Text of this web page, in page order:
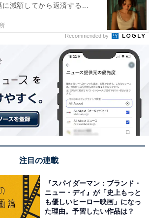
レモニーには上白石萌歌さんが
スタジオツアー東京もクリスマス仕
ーには約6メートルのクリスマスツリ
オツアー入口のヒマラヤ杉のエリア
園にあるパトローナス像や、ハリーの
、ナギニの像などにもクリスマスの
されています。
減額してから返済する...
Recommended by
注目の連載
『スパイダーマン：ブランド・
ニュー・デイ』が「史上もっと
も優しいヒーロー映画」になっ
た理由。予習したい作品は？